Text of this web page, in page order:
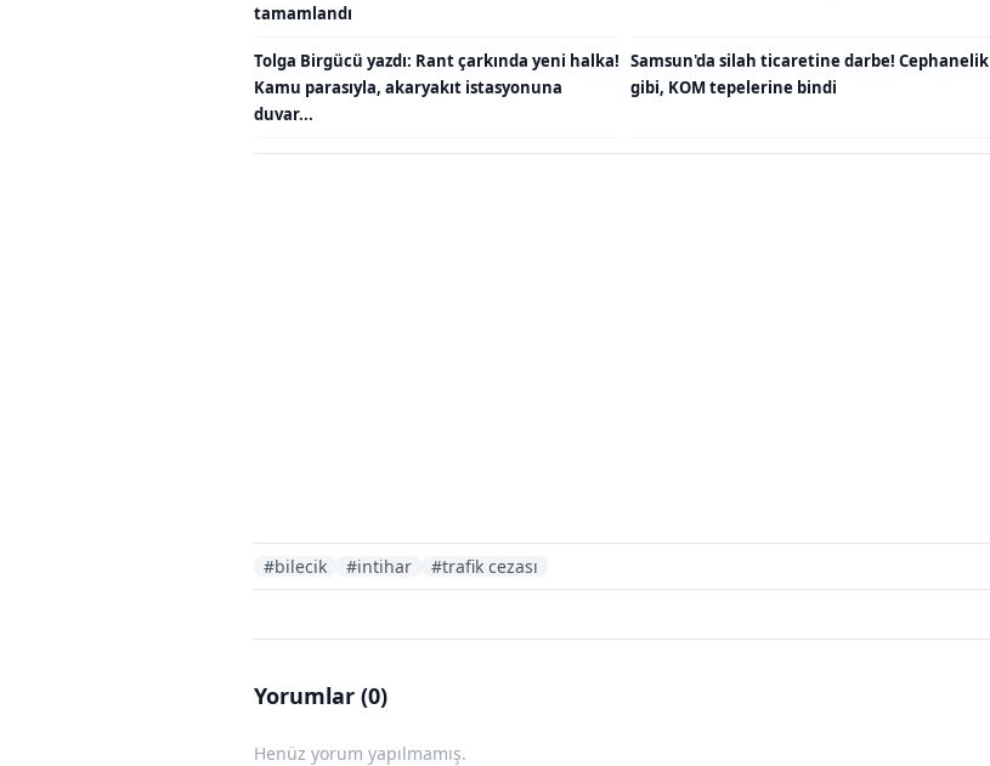
tamamlandı
Tolga Birgücü yazdı: Rant çarkında yeni halka!
Kamu parasıyla, akaryakıt istasyonuna
duvar...
Samsun'da silah ticaretine darbe! Cephanelik
gibi, KOM tepelerine bindi
#bilecik #intihar #trafik cezası
Yorumlar (0)
Henüz yorum yapılmamış.